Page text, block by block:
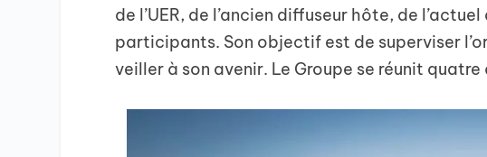
de l’UER, de l’ancien diffuseur hôte, de
participants. Son objectif est de superviser
veiller à son avenir. Le Groupe se réunit